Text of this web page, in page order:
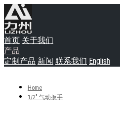
首页 关于我们
产品
定制产品 新闻 联系我们 English
Home
1/2" 气动扳手